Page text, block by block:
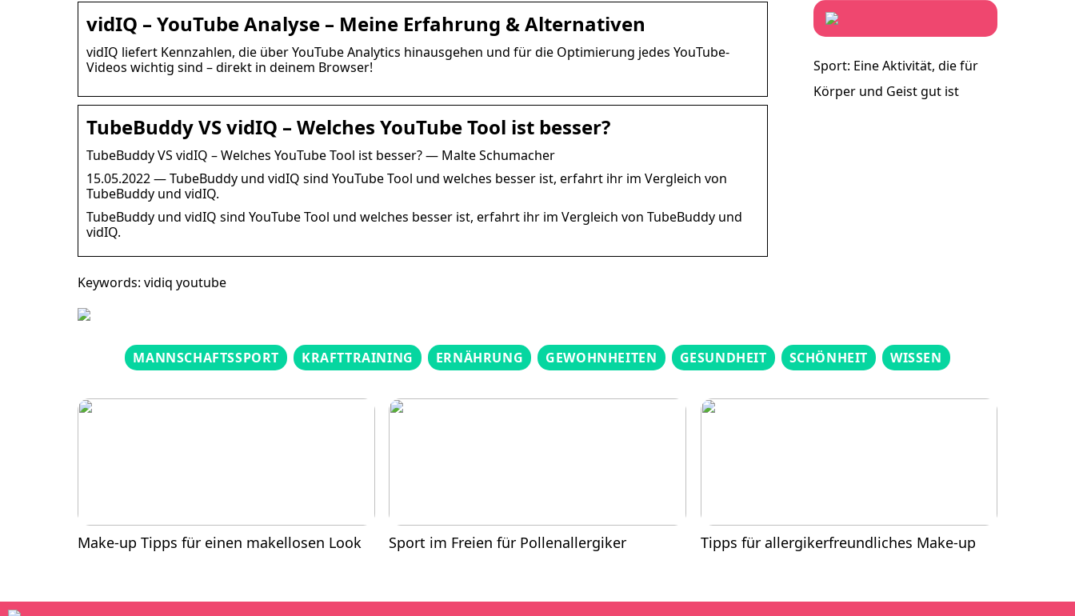
vidIQ – YouTube Analyse – Meine Erfahrung & Alternativen
vidIQ liefert Kennzahlen, die über YouTube Analytics hinausgehen und für die Optimierung jedes YouTube-
Videos wichtig sind – direkt in deinem Browser!
TubeBuddy VS vidIQ – Welches YouTube Tool ist besser?
TubeBuddy VS vidIQ – Welches YouTube Tool ist besser? — Malte Schumacher
15.05.2022 — TubeBuddy und vidIQ sind YouTube Tool und welches besser ist, erfahrt ihr im Vergleich von
TubeBuddy und vidIQ.
TubeBuddy und vidIQ sind YouTube Tool und welches besser ist, erfahrt ihr im Vergleich von TubeBuddy und
vidIQ.
Keywords: vidiq youtube
Sport: Eine Aktivität, die für
Körper und Geist gut ist
MANNSCHAFTSSPORT KRAFTTRAINING ERNÄHRUNG GEWOHNHEITEN GESUNDHEIT SCHÖNHEIT WISSEN
Make-up Tipps für einen makellosen Look Sport im Freien für Pollenallergiker Tipps für allergikerfreundliches Make-up